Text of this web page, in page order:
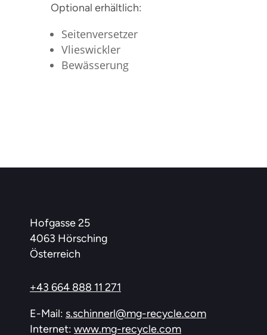
Optional erhältlich:
Seitenversetzer
Vlieswickler
Bewässerung
Hofgasse 25
4063 Hörsching
Österreich
+43 664 888 11 271
E-Mail: s.schinnerl@mg-recycle.com
Internet: www.mg-recycle.com